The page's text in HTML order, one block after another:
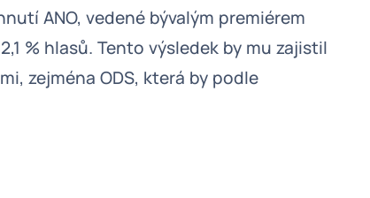
ANO, vedené bývalým premiérem
% hlasů. Tento výsledek by mu zajistil
zejména ODS, která by podle